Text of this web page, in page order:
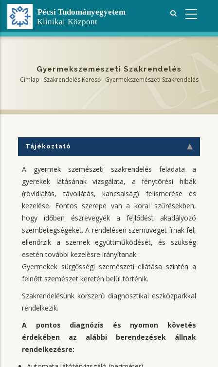
Ugrás
tartalomra
Gyermekszemészeti Szakrendelés
Címlap - Szakrendelés Kereső - Gyermekszemészeti Szakrendelés
Tájékoztató
A gyermek szemészeti szakrendelés feladata a
gyerekek látásának vizsgálata, a fénytörési hibák
(rövidlátás, távollátás, kancsalság) felismerése és
kezelése. Fontos szerepe van a korai szűrésekben,
hogy időben észrevegyék a fejlődést akadályozó
szembetegségeket. A rendelésen szemüveget írnak fel,
ellenőrzik a szemek együttműködését, és szükség
esetén további kezelésre irányítanak.
Gyermekek sürgősségi szemészeti ellátása szintén a
felnőtt szemészet keretén belül történik.
Szakrendelésünk korszerű diagnosztikai eszközparkkal
rendelkezik.
A pontos diagnózis és nyomon követés
érdekében az alábbi berendezések állnak
rendelkezésre: